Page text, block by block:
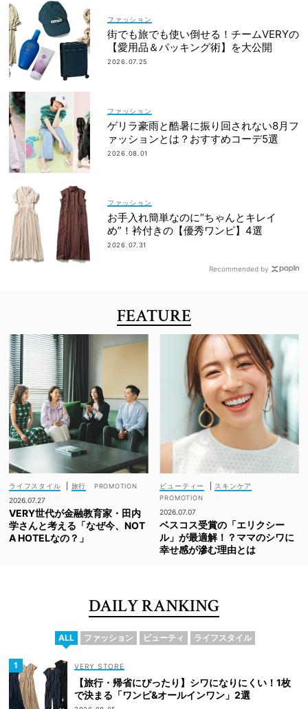
ファッション
街でも旅でも使い倒せる！チームVERYの
【愛用品＆パッキング術】を大公開
2026.07.25
ファッション
ゲリラ豪雨と酷暑に振り回されない8月フ
ァッションとは？おすすめコーデ5選
2026.08.01
ファッション
お手入れ簡単なのに“ちゃんとキレイ
め”！衿付きの【優秀ワンピ】4選
2026.07.31
Recommended by
FEATURE
ライフスタイル
旅行
2026.07.27
VERY世代が金融教育家・田内
学さんと考える「なぜ今、NOT
A HOTELなの？」
ビューティー スキンケア
2026.07.07
ベスコス受賞の「エリクシー
ル」が最適解！？ママのシワに
幸せ感が滲む理由とは
DAILY RANKING
ALL ファッション ビューティ ライフスタイル
VERY STORE
【旅行・帰省にぴったり】シワになりにくい！1枚
で決まる「ワンピ&オールインワン」2選